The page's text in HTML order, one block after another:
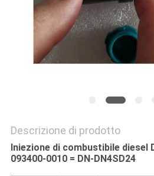
Descrizione di prodotto
Iniezione di combustibile diesel
093400-0010 = DN-DN4SD24